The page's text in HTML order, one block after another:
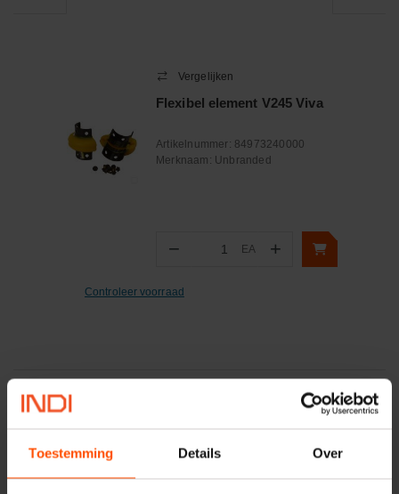
Toestemming Details Over
Vergelijken
Flexibel element V245 Viva
Artikelnummer: 84973240000
Merknaam: Unbranded
− Aantal
EA +
Controleer voorraad
Onlangs bekeken: